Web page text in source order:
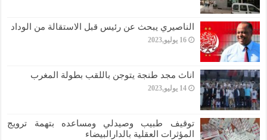
الناصيري يبحث عن رئيس قبل الاستقالة من الوداد
16 يوليو,2023
اناث مجد طنجة يتوجن باللقب بطولة المغرب
14 يوليو,2023
توقيف طبيب وصيدلي ومساعده بتهمة ترويج
المؤثرات العقلية بالدارالبيضاء